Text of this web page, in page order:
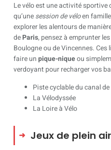
Le vélo est une activité
qu’unesession de véloen
explorer les alentours de
deParis, pensez à emprunter
Boulogne ou de Vincennes.
faire unpique-niqueou
verdoyant pour recharger vos
Piste cyclable du canal de
La Vélodyssée
La Loire à Vélo
Jeux de plein